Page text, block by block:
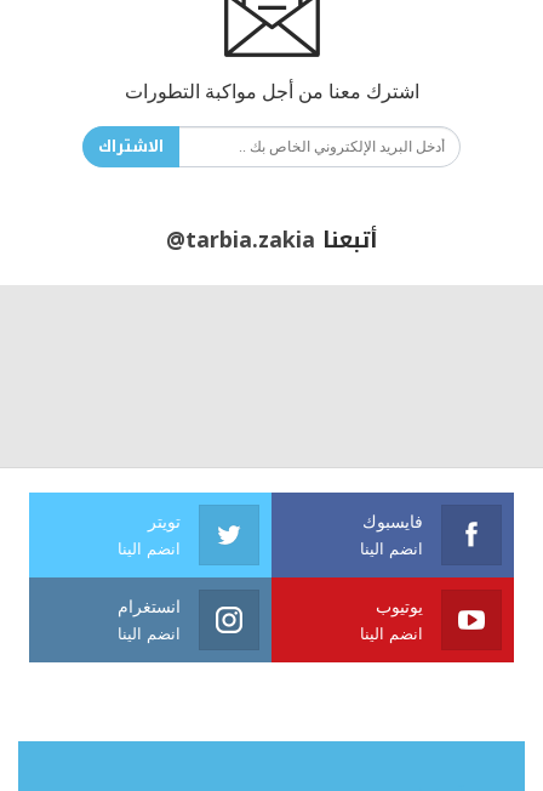
اشترك معنا من أجل مواكبة التطورات
الاشتراك
أتبعنا @tarbia.zakia
فايسبوك
انضم الينا
تويتر
انضم الينا
يوتيوب
انضم الينا
انستغرام
انضم الينا